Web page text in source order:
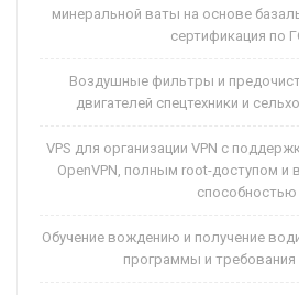
минеральной ваты на основе
сертификация по
Воздушные фильтры и
двигателей спецтехники и
VPS для организации VPN с
OpenVPN, полным root-доступом и
способностью
Обучение вождению и получение
программы и